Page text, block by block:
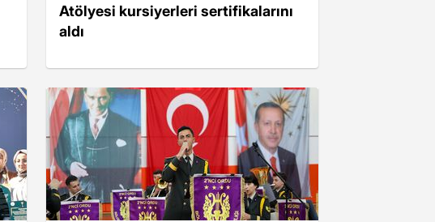
Atölyesi kursiyerleri sertifikalarını
aldı